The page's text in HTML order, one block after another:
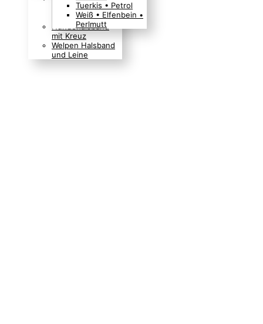
Boho Indianer
Hippie Look
Hundehalsband
mit Kreuz
Welpen Halsband
und Leine
Tuerkis • Petrol
Weiß • Elfenbein •
Perlmutt